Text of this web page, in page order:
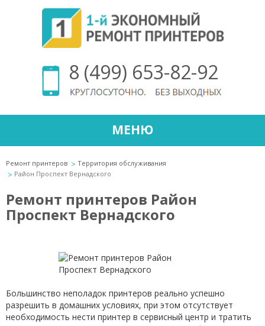
8 (499) 653-82-92
МЕНЮ
Ремонт принтеров
Территория обслуживания
Район Проспект Вернадского
Ремонт принтеров Район
Проспект Вернадского
Большинство неполадок принтеров реально успешно
разрешить в домашних условиях, при этом отсутствует
необходимость нести принтер в сервисный центр и тратить